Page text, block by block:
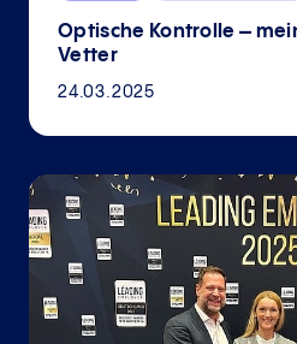
Optische Kontrolle –
Vetter
24.03.2025